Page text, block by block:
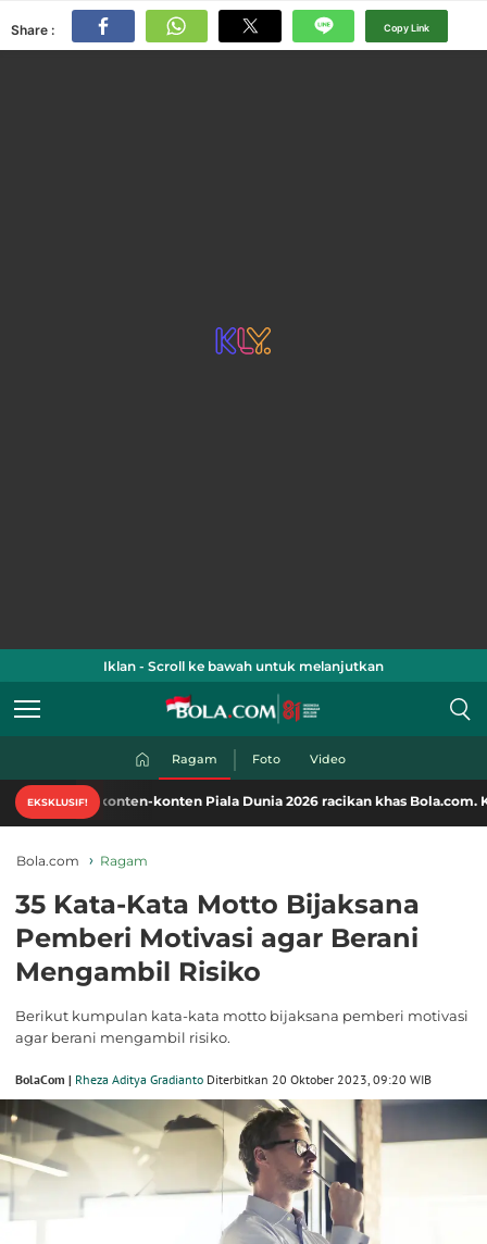
Share : Copy Link
Iklan - Scroll ke bawah untuk melanjutkan
Ragam Foto Video
EKSKLUSIF!
konten Piala Dunia 2026 racikan khas Bola.com. Klik di sini!
Bola.com Ragam
35 Kata-Kata Motto Bijaksana
Pemberi Motivasi agar Berani
Mengambil Risiko
Berikut kumpulan kata-kata motto bijaksana pemberi motivasi
agar berani mengambil risiko.
BolaCom | Rheza Aditya Gradianto Diterbitkan 20 Oktober 2023, 09:20 WIB